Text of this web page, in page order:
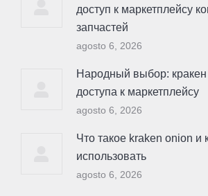
доступ к маркетплейсу
запчастей
agosto 6, 2026
Народный выбор:
доступа к маркетплейсу
agosto 6, 2026
Что такое kraken onion и
использовать
agosto 6, 2026